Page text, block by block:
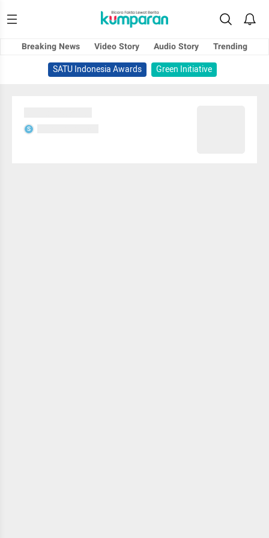
Breaking News Video Story Audio Story
Trending
SATU Indonesia Awards
Green Initiative
S